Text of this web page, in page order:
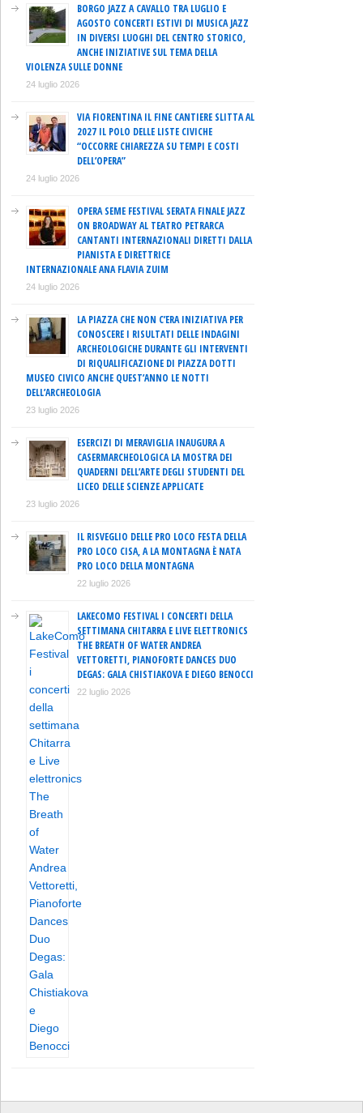
BORGO JAZZ A CAVALLO TRA LUGLIO E
AGOSTO CONCERTI ESTIVI DI MUSICA JAZZ
IN DIVERSI LUOGHI DEL CENTRO STORICO,
ANCHE INIZIATIVE SUL TEMA DELLA
VIOLENZA SULLE DONNE
24 luglio 2026
VIA FIORENTINA IL FINE CANTIERE SLITTA AL
2027 IL POLO DELLE LISTE CIVICHE
“OCCORRE CHIAREZZA SU TEMPI E COSTI
DELL’OPERA”
24 luglio 2026
OPERA SEME FESTIVAL SERATA FINALE JAZZ
ON BROADWAY AL TEATRO PETRARCA
CANTANTI INTERNAZIONALI DIRETTI DALLA
PIANISTA E DIRETTRICE
INTERNAZIONALE ANA FLAVIA ZUIM
24 luglio 2026
LA PIAZZA CHE NON C’ERA INIZIATIVA PER
CONOSCERE I RISULTATI DELLE INDAGINI
ARCHEOLOGICHE DURANTE GLI INTERVENTI
DI RIQUALIFICAZIONE DI PIAZZA DOTTI
MUSEO CIVICO ANCHE QUEST’ANNO LE NOTTI
DELL’ARCHEOLOGIA
23 luglio 2026
ESERCIZI DI MERAVIGLIA INAUGURA A
CASERMARCHEOLOGICA LA MOSTRA DEI
QUADERNI DELL’ARTE DEGLI STUDENTI DEL
LICEO DELLE SCIENZE APPLICATE
23 luglio 2026
IL RISVEGLIO DELLE PRO LOCO FESTA DELLA
PRO LOCO CISA, A LA MONTAGNA È NATA
PRO LOCO DELLA MONTAGNA
22 luglio 2026
LAKECOMO FESTIVAL I CONCERTI DELLA
SETTIMANA CHITARRA E LIVE ELETTRONICS
THE BREATH OF WATER ANDREA
VETTORETTI, PIANOFORTE DANCES DUO
DEGAS: GALA CHISTIAKOVA E DIEGO BENOCCI
22 luglio 2026